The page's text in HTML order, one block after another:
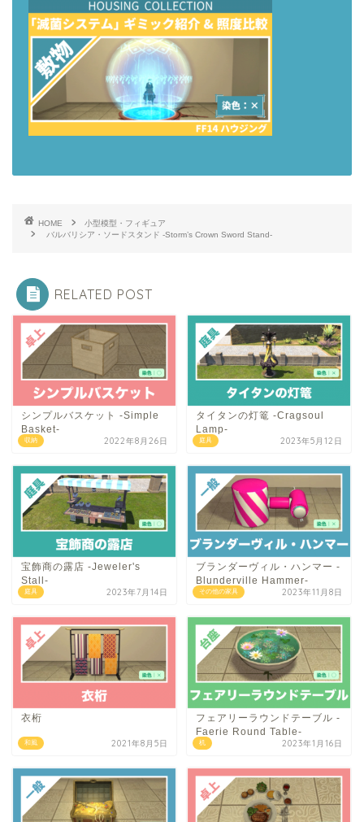
HOME
小型模型・フィギュア
バルバリシア・ソードスタンド -Storm’s Crown Sword Stand-
RELATED POST
収納
シンプルバスケット -Simple
Basket-
2022年8月26日 庭具
タイタンの灯篭 -Cragsoul
Lamp-
2023年5月12日
庭具
宝飾商の露店 -Jeweler's
Stall-
2023年7月14日 その他の家具
ブランダーヴィル・ハンマー -
Blunderville Hammer-
2023年11月8日
和風
衣桁
2021年8月5日 机
フェアリーラウンドテーブル -
Faerie Round Table-
2023年1月16日